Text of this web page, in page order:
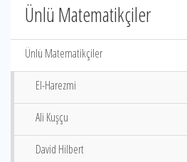
Ünlü Matematikçiler
Ünlü Matematikçiler
El-Harezmi
Ali Kuşçu
David Hilbert